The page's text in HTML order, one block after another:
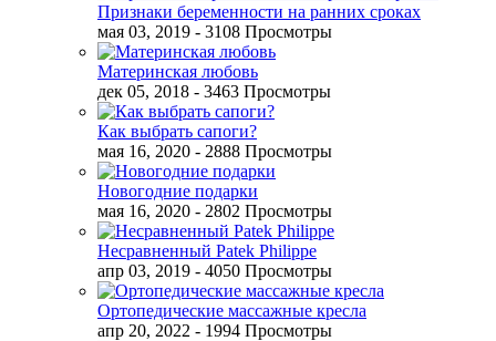
Признаки беременности на ранних сроках
мая 03, 2019 - 3108 Просмотры
Материнская любовь
дек 05, 2018 - 3463 Просмотры
Как выбрать сапоги?
мая 16, 2020 - 2888 Просмотры
Новогодние подарки
мая 16, 2020 - 2802 Просмотры
Несравненный Patek Philippe
апр 03, 2019 - 4050 Просмотры
Ортопедические массажные кресла
апр 20, 2022 - 1994 Просмотры